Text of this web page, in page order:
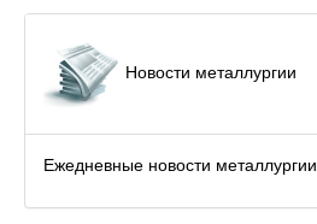
Новости металлургии
Ежедневные новости металлургии